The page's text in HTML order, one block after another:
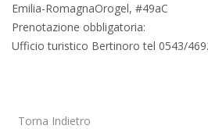
Emilia-RomagnaOrogel, #49aC
Prenotazione obbligatoria:
Ufficio turistico Bertinoro tel 0543/
Torna Indietro